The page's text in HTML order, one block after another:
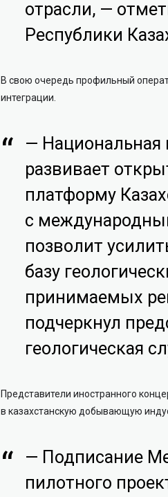
отрасли, —
Республики
В свою очередь профильный
интеграции.
— Национальная
развивает
платформу
с
позволит
базу
принимаемых
подчеркнул
геологическая
Представители иностранного
в казахстанскую добывающую
— Подписание
пилотного